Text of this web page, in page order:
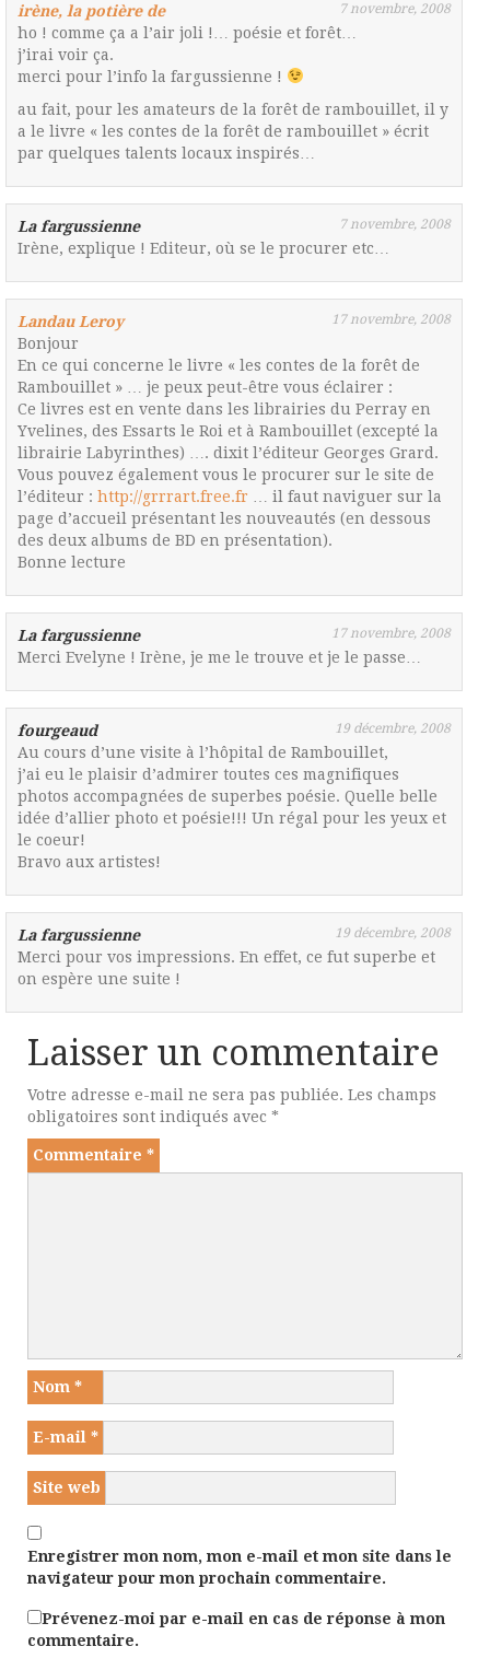
irène, la potière de 7 novembre, 2008
ho ! comme ça a l’air joli !… poésie et forêt…
j’irai voir ça.
merci pour l’info la fargussienne !
au fait, pour les amateurs de la forêt de rambouillet, il y
a le livre « les contes de la forêt de rambouillet » écrit
par quelques talents locaux inspirés…
La fargussienne 7 novembre, 2008
Irène, explique ! Editeur, où se le procurer etc…
Landau Leroy 17 novembre, 2008
Bonjour
En ce qui concerne le livre « les contes de la forêt de
Rambouillet » … je peux peut-être vous éclairer :
Ce livres est en vente dans les librairies du Perray en
Yvelines, des Essarts le Roi et à Rambouillet (excepté la
librairie Labyrinthes) …. dixit l’éditeur Georges Grard.
Vous pouvez également vous le procurer sur le site de
l’éditeur :http://grrrart.free.fr … il faut naviguer sur la
page d’accueil présentant les nouveautés (en dessous
des deux albums de BD en présentation).
Bonne lecture
La fargussienne 17 novembre, 2008
Merci Evelyne ! Irène, je me le trouve et je le passe…
fourgeaud 19 décembre, 2008
Au cours d’une visite à l’hôpital de Rambouillet,
j’ai eu le plaisir d’admirer toutes ces magnifiques
photos accompagnées de superbes poésie. Quelle belle
idée d’allier photo et poésie!!! Un régal pour les yeux et
le coeur!
Bravo aux artistes!
La fargussienne 19 décembre, 2008
Merci pour vos impressions. En effet, ce fut superbe et
on espère une suite !
Laisser un commentaire
Votre adresse e-mail ne sera pas publiée. Les champs
obligatoires sont indiqués avec *
Commentaire *
Nom *
E-mail *
Site web
Enregistrer mon nom, mon e-mail et mon site dans le
navigateur pour mon prochain commentaire.
Prévenez-moi par e-mail en cas de réponse à mon
commentaire.